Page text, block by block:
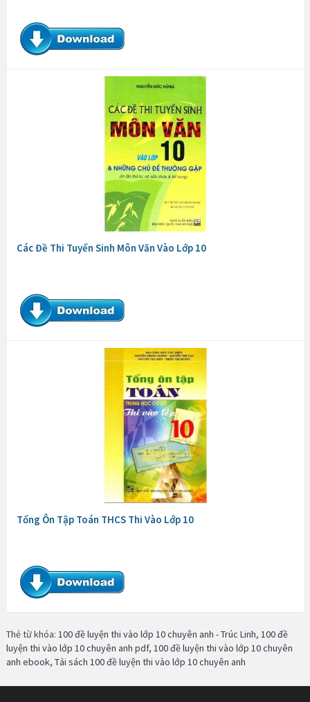
Các Đề Thi Tuyển Sinh Môn Văn Vào Lớp 10
Tổng Ôn Tập Toán THCS Thi Vào Lớp 10
Thẻ từ khóa: 100 đề luyện thi vào lớp 10 chuyên anh - Trúc Linh, 100 đề
luyện thi vào lớp 10 chuyên anh pdf, 100 đề luyện thi vào lớp 10 chuyên
anh ebook, Tải sách 100 đề luyện thi vào lớp 10 chuyên anh